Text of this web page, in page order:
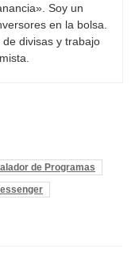
Soy un
en la bolsa.
divisas y trabajo
de Programas